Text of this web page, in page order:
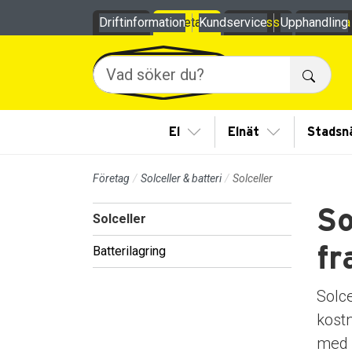
Till sidans huvudinnehåll
Privat
Företag Om oss
Sök
El Visa/Göm undermeny
Elnät Visa/Göm
Driftinformation Kundservice Upphandling
Företag Solceller & batteri Solceller
Solceller
Batterilagring
med